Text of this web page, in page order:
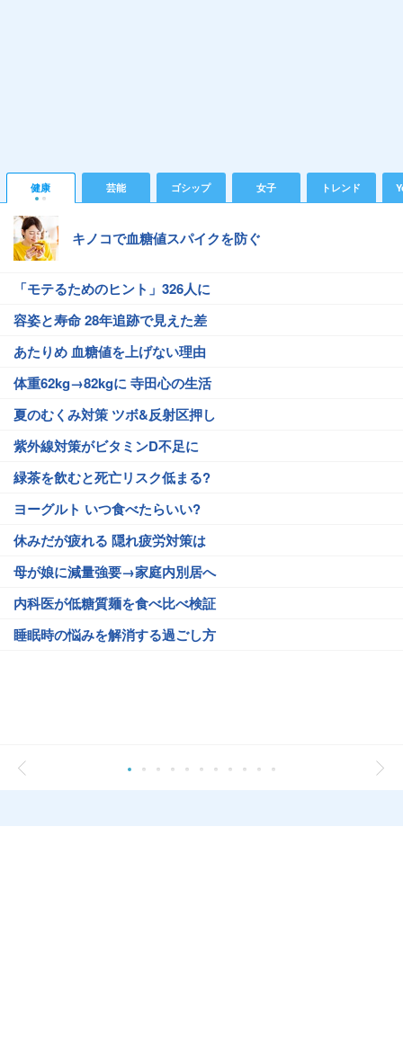
健康 芸能 ゴシップ 女子 トレンド
キノコで血糖値スパイクを防ぐ
「モテるためのヒント」326人に
容姿と寿命 28年追跡で見えた差
あたりめ 血糖値を上げない理由
体重62kg→82kgに 寺田心の生活
夏のむくみ対策 ツボ&反射区押し
紫外線対策がビタミンD不足に
緑茶を飲むと死亡リスク低まる?
ヨーグルト いつ食べたらいい?
休みだが疲れる 隠れ疲労対策は
母が娘に減量強要→家庭内別居へ
内科医が低糖質麺を食べ比べ検証
睡眠時の悩みを解消する過ごし方